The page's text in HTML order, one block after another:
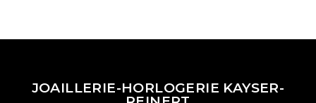
JOAILLERIE-HORLOGERIE KAYSER-